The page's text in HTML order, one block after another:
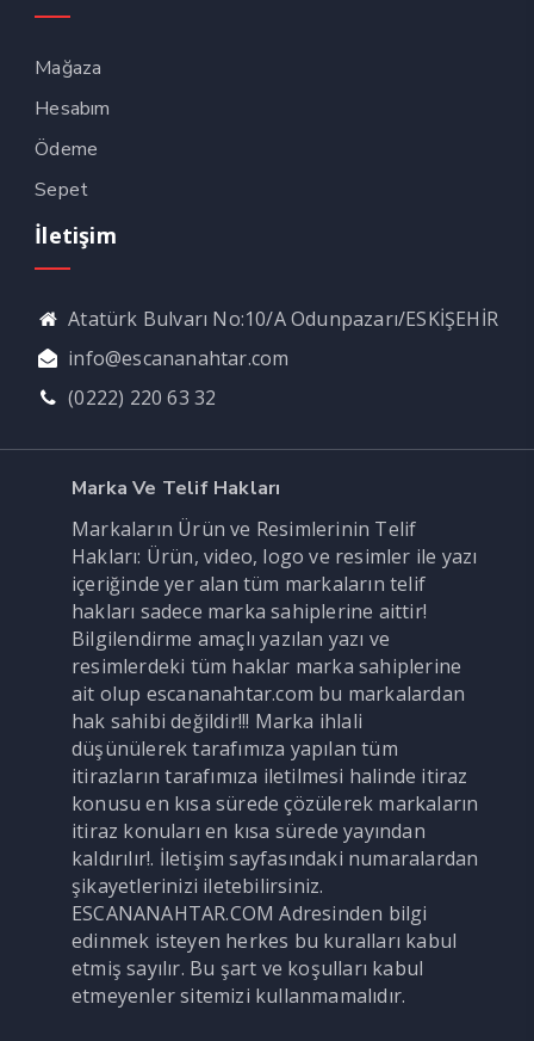
Mağaza
Hesabım
Ödeme
Sepet
İletişim
Atatürk Bulvarı No:10/A Odunpazarı/ESKİŞEHİR
info@escananahtar.com
(0222) 220 63 32
Marka Ve Telif Hakları
Markaların Ürün ve Resimlerinin Telif
Hakları: Ürün, video, logo ve resimler ile yazı
içeriğinde yer alan tüm markaların telif
hakları sadece marka sahiplerine aittir!
Bilgilendirme amaçlı yazılan yazı ve
resimlerdeki tüm haklar marka sahiplerine
ait olup escananahtar.com bu markalardan
hak sahibi değildir!!! Marka ihlali
düşünülerek tarafımıza yapılan tüm
itirazların tarafımıza iletilmesi halinde itiraz
konusu en kısa sürede çözülerek markaların
itiraz konuları en kısa sürede yayından
kaldırılır!. İletişim sayfasındaki numaralardan
şikayetlerinizi iletebilirsiniz.
ESCANANAHTAR.COM Adresinden bilgi
edinmek isteyen herkes bu kuralları kabul
etmiş sayılır. Bu şart ve koşulları kabul
etmeyenler sitemizi kullanmamalıdır.